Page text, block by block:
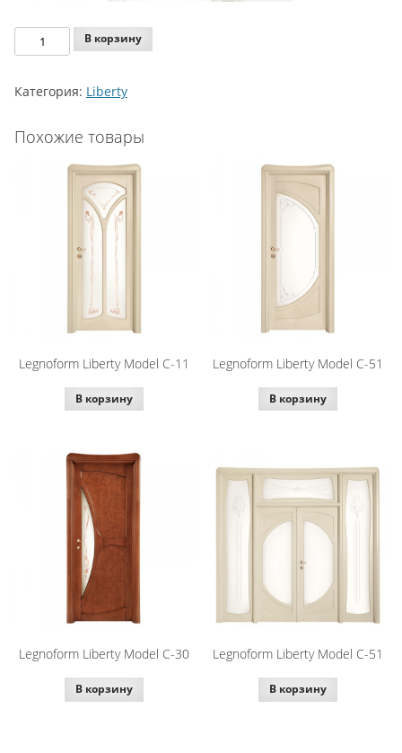
Количество
Legnoform
Model
41
В корзину
Категория: Liberty
Похожие товары
Legnoform Liberty Model C-11
В корзину
Legnoform Liberty Model C-51
В корзину
Legnoform Liberty Model C-30
В корзину
Legnoform Liberty Model C-51
В корзину